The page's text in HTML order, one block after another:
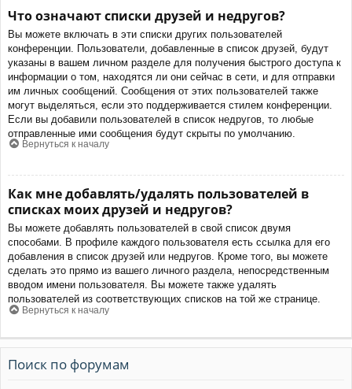
Что означают списки друзей и недругов?
Вы можете включать в эти списки других пользователей
конференции. Пользователи, добавленные в список друзей, будут
указаны в вашем личном разделе для получения быстрого доступа к
информации о том, находятся ли они сейчас в сети, и для отправки
им личных сообщений. Сообщения от этих пользователей также
могут выделяться, если это поддерживается стилем конференции.
Если вы добавили пользователей в список недругов, то любые
отправленные ими сообщения будут скрыты по умолчанию.
Вернуться к началу
Как мне добавлять/удалять пользователей в
списках моих друзей и недругов?
Вы можете добавлять пользователей в свой список двумя
способами. В профиле каждого пользователя есть ссылка для его
добавления в список друзей или недругов. Кроме того, вы можете
сделать это прямо из вашего личного раздела, непосредственным
вводом имени пользователя. Вы можете также удалять
пользователей из соответствующих списков на той же странице.
Вернуться к началу
Поиск по форумам